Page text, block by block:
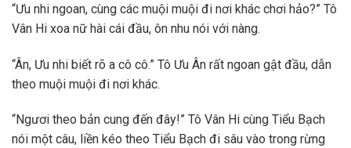
“Ưu nhi ngoan, cùng các muội muội đi nơi khác chơi hảo?” Tô
Vân Hi xoa nữ hài cái đầu, ôn nhu nói với nàng.
“Ân, Ưu nhi biết rõ a cô cô.” Tô Ưu Ân rất ngoan gật đầu, dẫn
theo muội muội đi nơi khác.
“Ngươi theo bản cung đến đây!” Tô Vân Hi cùng Tiểu Bạch
nói một câu, liền kéo theo Tiểu Bạch đi sâu vào trong rừng